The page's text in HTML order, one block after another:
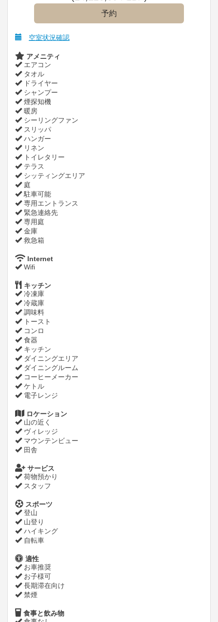
空室状況確認
アメニティ
エアコン
タオル
ドライヤー
シャンプー
煙探知機
暖房
シーリングファン
スリッパ
ハンガー
リネン
トイレタリー
テラス
シッティングエリア
庭
駐車可能
専用エントランス
緊急連絡先
専用庭
金庫
救急箱
Internet
Wifi
キッチン
冷凍庫
冷蔵庫
調味料
トースト
コンロ
食器
キッチン
ダイニングエリア
ダイニングルーム
コーヒーメーカー
ケトル
電子レンジ
ロケーション
山の近く
ヴィレッジ
マウンテンビュー
田舎
サービス
荷物預かり
スタッフ
スポーツ
登山
山登り
ハイキング
自転車
適性
お車推奨
お子様可
長期滞在向け
禁煙
食事と飲み物